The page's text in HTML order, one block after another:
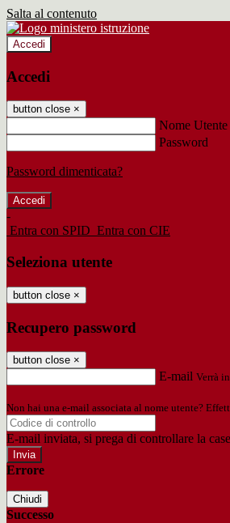
Salta al contenuto
Accedi
Accedi
button close ×
Nome Utente
Password
Password dimenticata?
-
Entra con SPID Entra con CIE
Seleziona utente
button close ×
Recupero password
button close ×
E-mail Verrà
Non hai una e-mail associata al nome utente?
E-mail inviata, si prega di controllare la
Errore
Chiudi
Successo